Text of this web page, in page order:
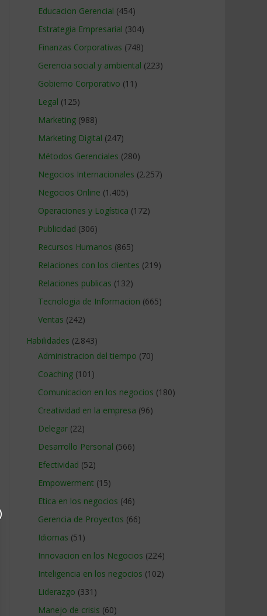
Educacion Gerencial (454)
Estrategia Empresarial (304)
Finanzas Corporativas (748)
Gerencia social y ambiental (223)
Gobierno Corporativo (11)
Legal (125)
Marketing (988)
Marketing Digital (247)
Métodos Gerenciales (280)
Negocios Internacionales (2.257)
Negocios Online (1.405)
Operaciones y Logística (172)
Publicidad (306)
Recursos Humanos (865)
Relaciones con los clientes (219)
Relaciones publicas (132)
Tecnologia de Informacion (665)
Ventas (242)
Habilidades (2.843)
Administracion del tiempo (70)
Coaching (101)
Comunicacion en los negocios (180)
Creatividad en la empresa (96)
Delegar (22)
Desarrollo Personal (566)
Efectividad (52)
Empowerment (15)
Etica en los negocios (46)
Gerencia de Proyectos (66)
Idiomas (51)
Innovacion en los Negocios (224)
Inteligencia en los negocios (102)
Liderazgo (331)
Manejo de crisis (60)